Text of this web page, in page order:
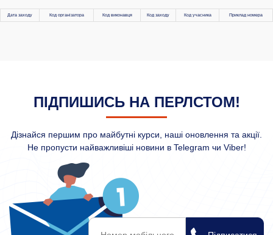
Дата заходу Код організатора Код виконавця Код заходу Код учасника Приклад номера
ПІДПИШИСЬ НА ПЕРЛСТОМ!
Дізнайся першим про майбутні курси, наші оновлення та акції.
Не пропусти найважливіші новини в Telegram чи Viber!